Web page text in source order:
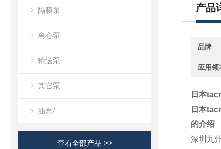
隔膜泵
离心泵
输送泵
其它泵
油泵/
查看全部产品 >>
产品
品牌
应用领
日本
日本
的介绍
深圳九